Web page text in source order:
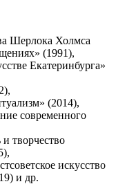
Шерлока Холмса
(1991),
Екатеринбурга»
(2014),
современного
творчество
искусство
и др.